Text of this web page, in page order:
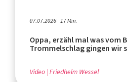
07.07.2026 - 17 Min.
Oppa, erzähl mal was vom
Trommelschlag gingen wir
Video Friedhelm Wessel